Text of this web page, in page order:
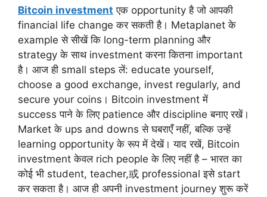
Bitcoin investment एक opportunity है जो आपकी
financial life change कर सकती है। Metaplanet के
example से सीखें कि long-term planning और
strategy के साथ investment करना कितना important
है। आज ही small steps लें: educate yourself,
choose a good exchange, invest regularly, and
secure your coins। Bitcoin investment में
success पाने के लिए patience और discipline बनाए रखें।
Market के ups and downs से घबराएँ नहीं, बल्कि उन्हें
learning opportunity के रूप में देखें। याद रखें, Bitcoin
investment केवल rich people के लिए नहीं है – भारत का
कोई भी student, teacher,或 professional इसे start
कर सकता है। आज ही अपनी investment journey शुरू करें